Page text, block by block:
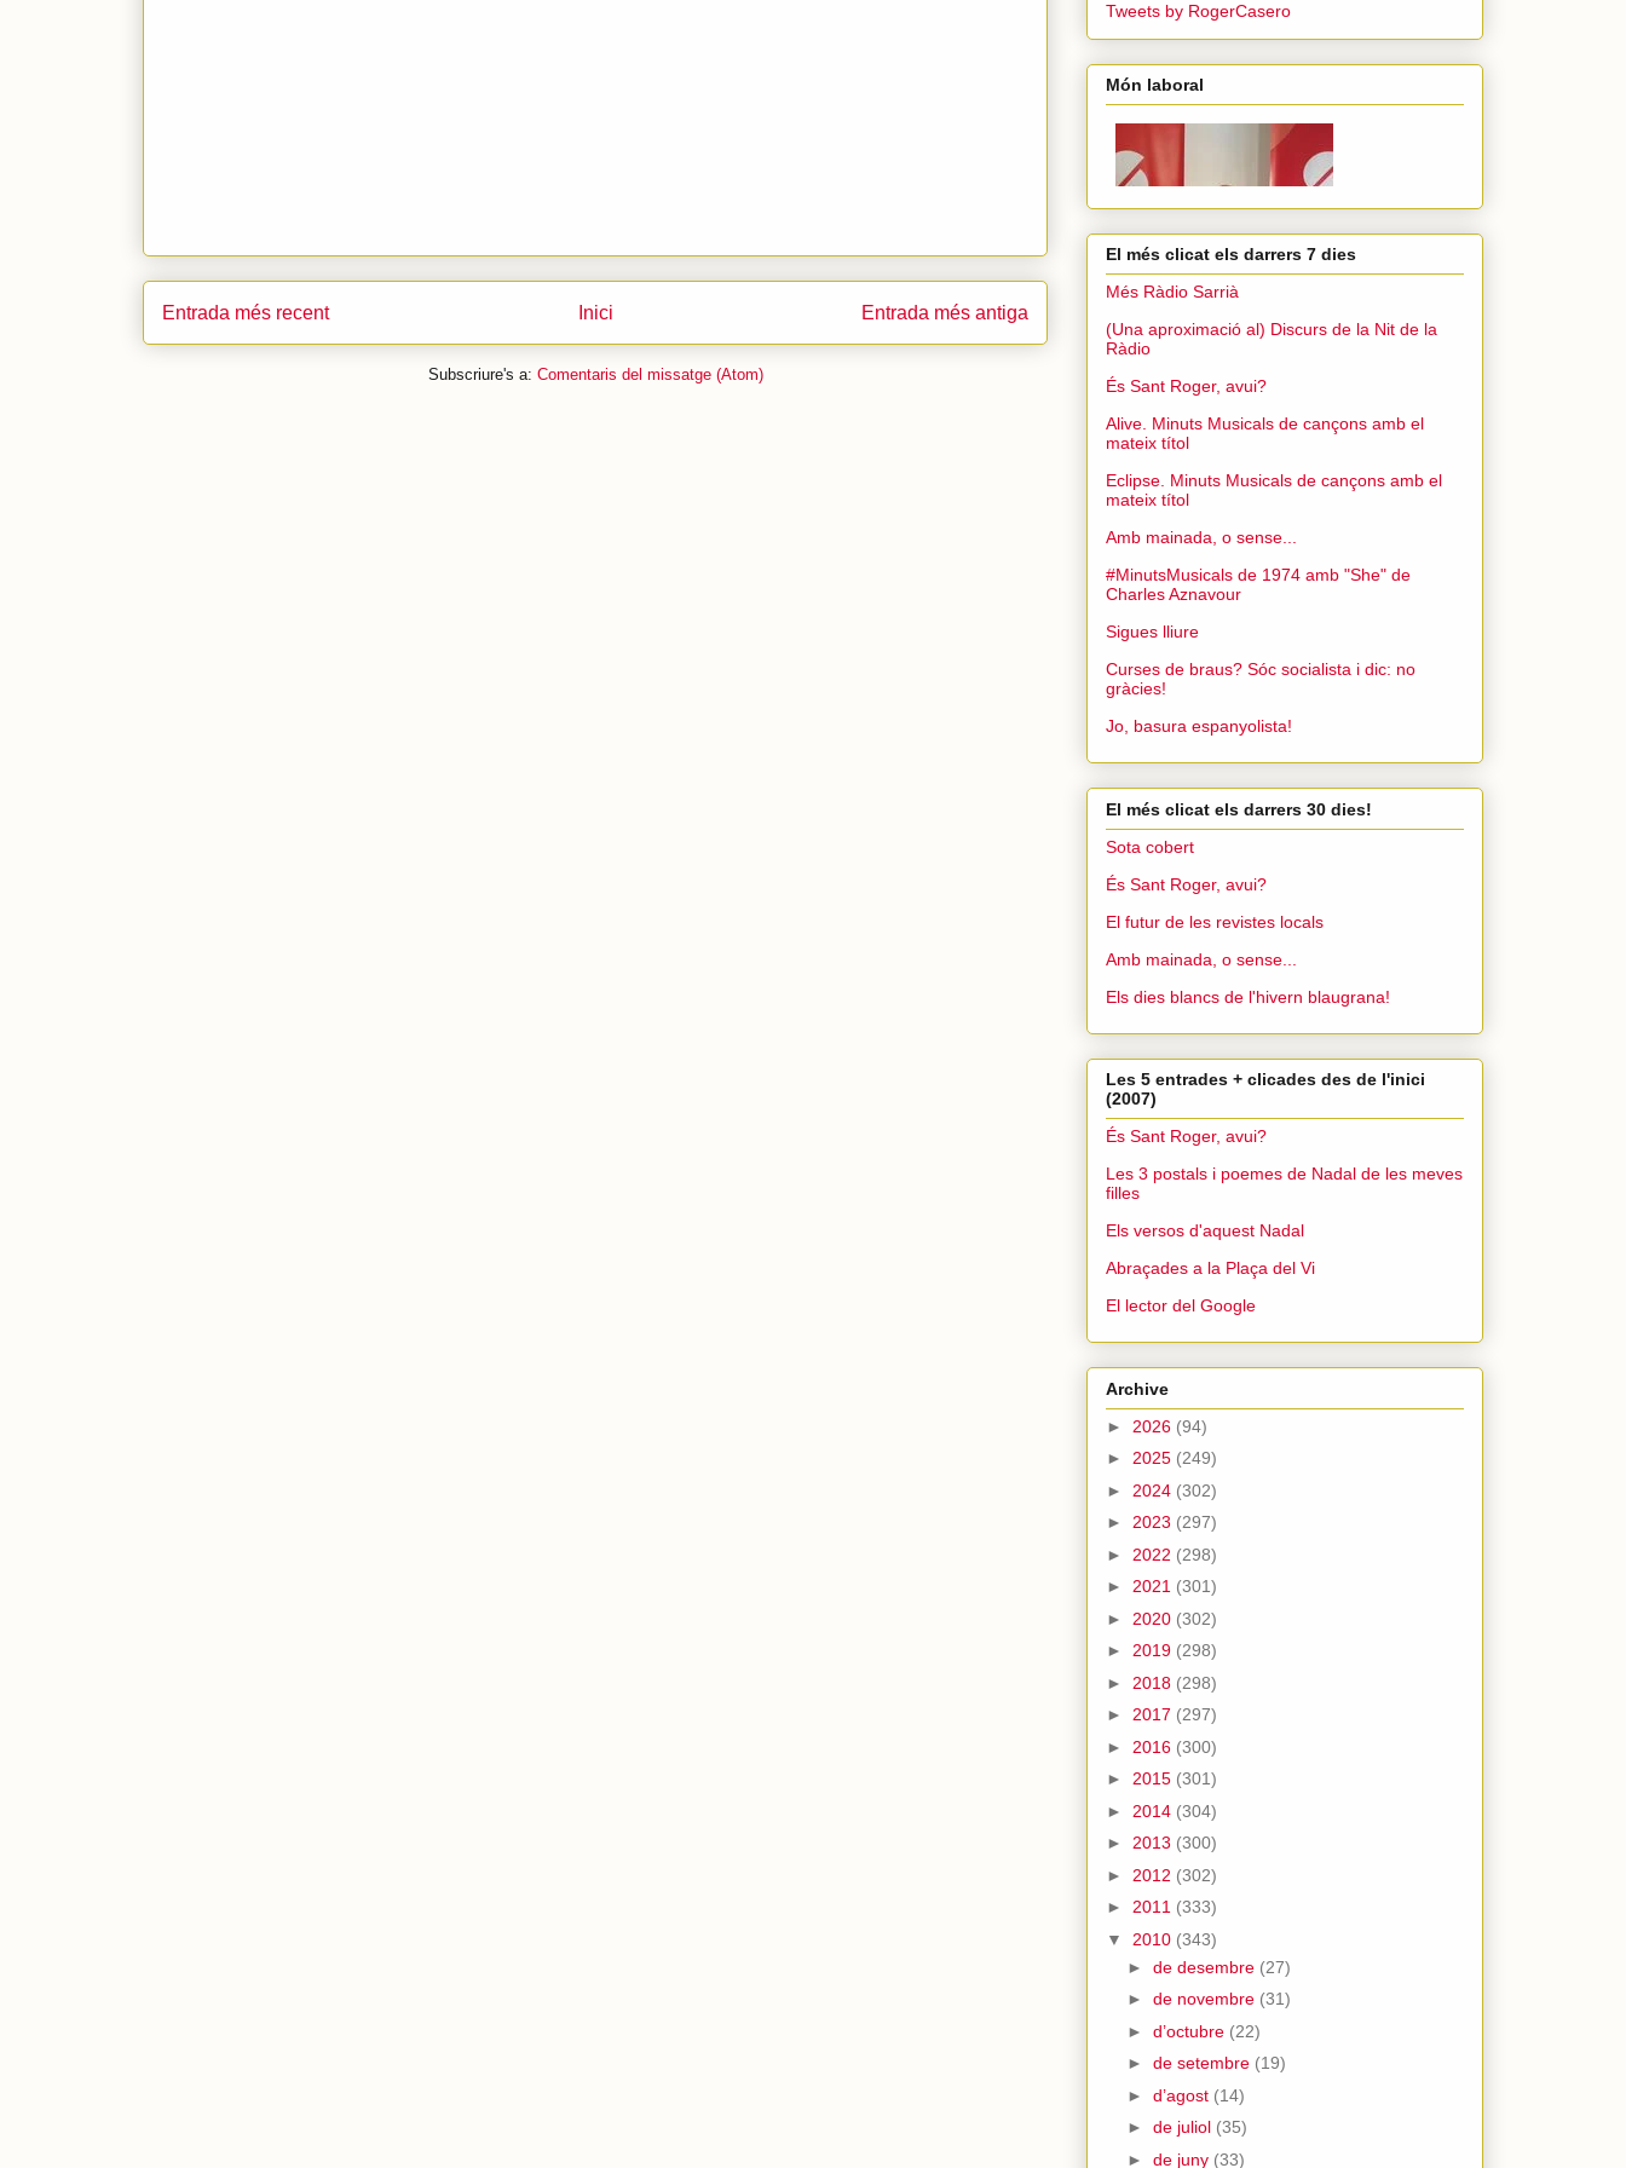
Entrada més recent Entrada més antiga
Inici
Subscriure's a: Comentaris del missatge (Atom)
Tweets by RogerCasero
Món laboral
El més clicat els darrers 7 dies
Més Ràdio Sarrià
(Una aproximació al) Discurs de la Nit de la
Ràdio
És Sant Roger, avui?
Alive. Minuts Musicals de cançons amb el
mateix títol
Eclipse. Minuts Musicals de cançons amb el
mateix títol
Amb mainada, o sense...
#MinutsMusicals de 1974 amb "She" de
Charles Aznavour
Sigues lliure
Curses de braus? Sóc socialista i dic: no
gràcies!
Jo, basura espanyolista!
El més clicat els darrers 30 dies!
Sota cobert
És Sant Roger, avui?
El futur de les revistes locals
Amb mainada, o sense...
Els dies blancs de l'hivern blaugrana!
Les 5 entrades + clicades des de l'inici
(2007)
És Sant Roger, avui?
Les 3 postals i poemes de Nadal de les meves
filles
Els versos d'aquest Nadal
Abraçades a la Plaça del Vi
El lector del Google
Archive
► 2026 (94)
► 2025 (249)
► 2024 (302)
► 2023 (297)
► 2022 (298)
► 2021 (301)
► 2020 (302)
► 2019 (298)
► 2018 (298)
► 2017 (297)
► 2016 (300)
► 2015 (301)
► 2014 (304)
► 2013 (300)
► 2012 (302)
► 2011 (333)
▼ 2010 (343)
► de desembre (27)
► de novembre (31)
► d’octubre (22)
► de setembre (19)
► d’agost (14)
► de juliol (35)
► de juny (33)